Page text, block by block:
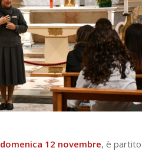
domenica 12 novembre, è partito